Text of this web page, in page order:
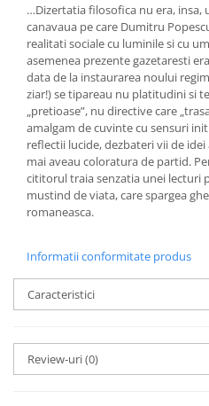
…Dizertatia filosofica nu era, insa,
canavaua pe care Dumitru
realitati sociale cu luminile si cu
asemenea prezente gazetaresti
data de la instaurarea noului
ziar!) se tipareau nu platitudini si
„pretioase”, nu directive care
amalgam de cuvinte cu sensuri
reflectii lucide, dezbateri vii de
mai aveau coloratura de partid.
cititorul traia senzatia unei lecturi
mustind de viata, care spargea
romaneasca.
Informatii conformitate produs
Caracteristici
Review-uri(0)